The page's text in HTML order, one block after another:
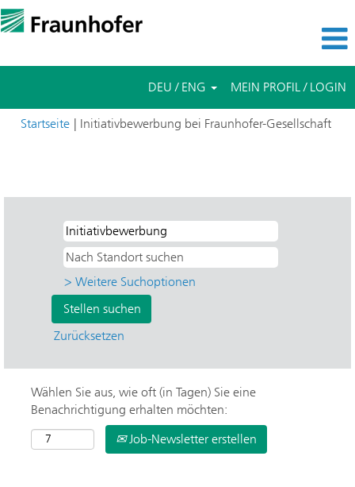
DEU / ENG MEIN PROFIL / LOGIN
Startseite | Initiativbewerbung bei Fraunhofer-Gesellschaft
> Weitere Suchoptionen
Zurücksetzen
Wählen Sie aus, wie oft (in Tagen) Sie eine
Benachrichtigung erhalten möchten:
Job-Newsletter erstellen